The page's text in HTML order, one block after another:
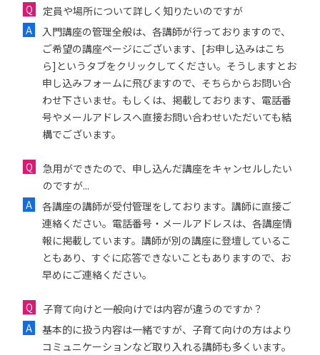
定員や場所について詳しく知りたいのですが
入門講座の管理全般は、各講師が行っておりますので、
ご希望の講座ページにございます、[お申し込みはこち
ら]というタブをクリックしてください。そうしますとお
申し込みフォームに飛びますので、そちらからお問い合
わせ下さいませ。もしくは、掲載しております、電話番
号やメールアドレスへ直接お問い合わせいただいても結
構でございます。
急用ができたので、申し込んだ講座をキャンセルしたい
のですが...
各講座の講師が受付管理をしております。講師に直接ご
連絡ください。電話番号・メールアドレスは、各講座情
報に掲載しています。講師が別の講座に登壇しているこ
ともあり、すぐに応答できないこともありますので、お
早めにご連絡ください。
子育て向けと一般向けでは内容が違うのですか？
基本的に扱う内容は一緒ですが、子育て向けの方はより
コミュニケーションなど取り入れる講師も多くいます。